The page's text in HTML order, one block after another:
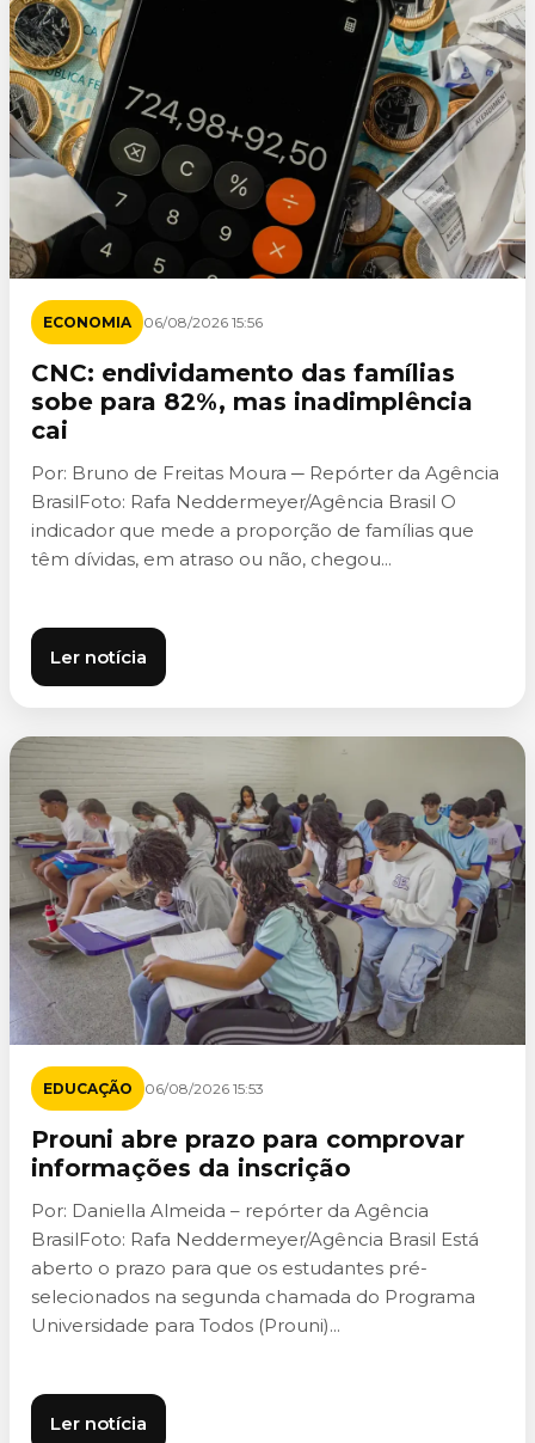
ECONOMIA 06/08/2026 15:56
CNC: endividamento das famílias
sobe para 82%, mas inadimplência
cai
Por: Bruno de Freitas Moura ─ Repórter da Agência
BrasilFoto: Rafa Neddermeyer/Agência Brasil O
indicador que mede a proporção de famílias que
têm dívidas, em atraso ou não, chegou...
Ler notícia
EDUCAÇÃO 06/08/2026 15:53
Prouni abre prazo para comprovar
informações da inscrição
Por: Daniella Almeida – repórter da Agência
BrasilFoto: Rafa Neddermeyer/Agência Brasil Está
aberto o prazo para que os estudantes pré-
selecionados na segunda chamada do Programa
Universidade para Todos (Prouni)...
Ler notícia